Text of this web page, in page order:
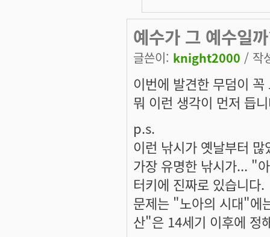
예수가 그 예수일
글쓴이: knight2000 / 작
이번에 발견한 무덤이
뭐 이런 생각이 먼저 듭
p.s.
이런 낚시가 옛날부터 많
가장 유명한 낚시가... "
터키에 진짜로 있습니다.
문제는 "노아의 시대"에
산"은 14세기 이후에 정